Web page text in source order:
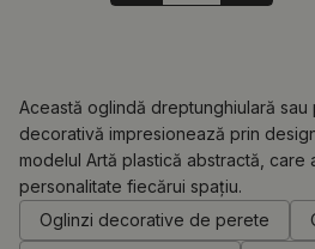
0.00RON
Această oglindă dreptunghiulară sau
decorativă impresionează prin
modelul Artă plastică abstractă, care
personalitate fiecărui spațiu.
Oglinzi decorative de perete